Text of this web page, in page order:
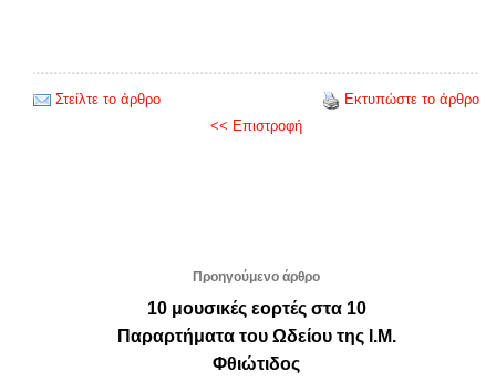
Στείλτε το άρθρο
Εκτυπώστε το άρθρο
<< Επιστροφή
Προηγούμενο άρθρο
10 μουσικές εορτές στα 10
Παραρτήματα του Ωδείου της Ι.Μ.
Φθιώτιδος